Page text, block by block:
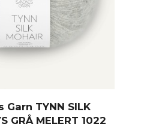
Garn TYNN SILK
GRÅ MELERT 1022